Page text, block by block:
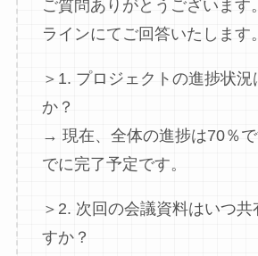
ご質問ありがとうございます
ラインにてご回答いたします。
＞1. プロジェクトの進捗状
か？
→ 現在、全体の進捗は70％
でに完了予定です。
＞2. 次回の会議資料はいつ共
すか？